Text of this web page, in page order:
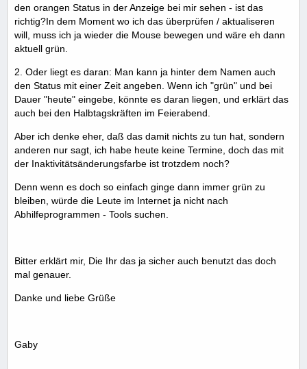
den orangen Status in der Anzeige bei mir sehen - ist das
richtig?In dem Moment wo ich das überprüfen / aktualiseren
will, muss ich ja wieder die Mouse bewegen und wäre eh dann
aktuell grün.
2. Oder liegt es daran: Man kann ja hinter dem Namen auch
den Status mit einer Zeit angeben. Wenn ich "grün" und bei
Dauer "heute" eingebe, könnte es daran liegen, und erklärt das
auch bei den Halbtagskräften im Feierabend.
Aber ich denke eher, daß das damit nichts zu tun hat, sondern
anderen nur sagt, ich habe heute keine Termine, doch das mit
der Inaktivitätsänderungsfarbe ist trotzdem noch?
Denn wenn es doch so einfach ginge dann immer grün zu
bleiben, würde die Leute im Internet ja nicht nach
Abhilfeprogrammen - Tools suchen.
Bitter erklärt mir, Die Ihr das ja sicher auch benutzt das doch
mal genauer.
Danke und liebe Grüße
Gaby